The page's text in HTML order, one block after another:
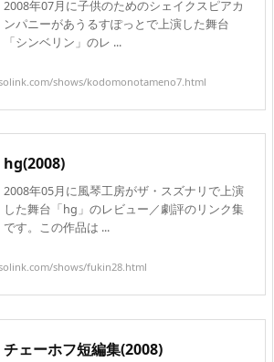
2008年07月に子供のためのシェイクスピアカ
ンパニーがあうるすぽっとで上演した舞台
「シンベリン」のレ ...
shows/kodomonotameno7.html
hg(2008)
2008年05月に風琴工房がザ・スズナリで上演
した舞台「hg」のレビュー／劇評のリンク集
です。この作品は ...
shows/fukin28.html
チェーホフ短編集(2008)